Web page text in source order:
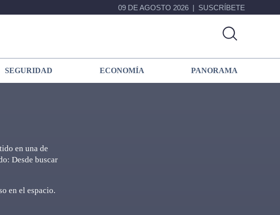
09 DE AGOSTO 2026 SUSCRÍBETE
SEGURIDAD ECONOMÍA PANORAMA
en una de
Desde buscar
en el espacio.